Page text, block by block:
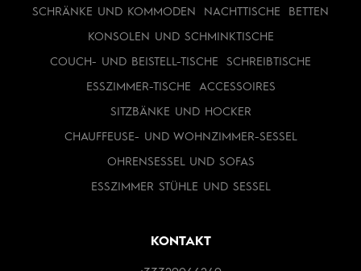
SCHRÄNKE UND KOMMODEN NACHTTISCHE BETTEN
KONSOLEN UND SCHMINKTISCHE
COUCH- UND BEISTELL-TISCHE SCHREIBTISCHE
ESSZIMMER-TISCHE ACCESSOIRES
SITZBÄNKE UND HOCKER
CHAUFFEUSE- UND WOHNZIMMER-SESSEL
OHRENSESSEL UND SOFAS
ESSZIMMER STÜHLE UND SESSEL
KONTAKT